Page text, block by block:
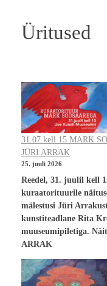
Üritused
31.07 kell 15 MARK
JÜRI ARRAK
25. juuli 2026
Reedel, 31. juulil kell
kuraatorituurile
mälestusi Jüri
kunstiteadlane Rita
muuseumipiletiga.
ARRAK